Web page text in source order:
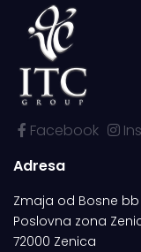
Facebook
Adresa
Zmaja od Bosne bb
Poslovna zona
72000 Zenica